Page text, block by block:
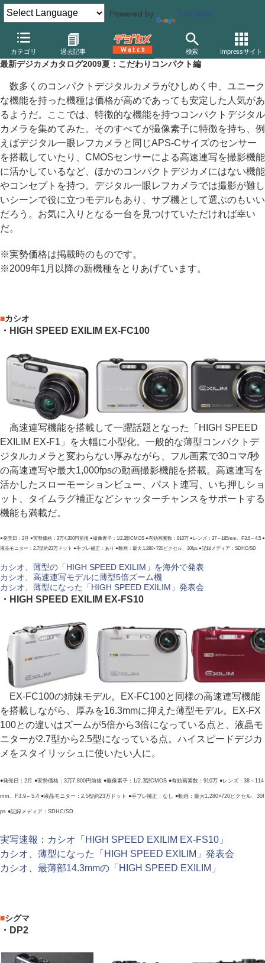
Powered by Translate
カテゴリ 過去記事 検索 Impressサイト
デジカメ Watch カメラ レンズ一体型（コンパクト）カメラ
カ
最新デジカメカタログ2009夏：こだわりコンパクト編
数多くのコンパクトデジタルカメラがひしめく中、ユニーク
な機能を持った機種は価格が高めであっても安定した人気があ
るようだ。ここでは、特徴的な機能を持つコンパクトデジタル
カメラを集めてみた。そのすべてが撮像素子に特徴を持ち、例
えばデジタル一眼レフカメラと同じAPS-Cサイズのセンサー
を搭載していたり、CMOSセンサーによる高速連写を撮影機能
に活かしているなど、ほかのコンパクトデジカメにはない機能
やコンセプトを持つ。デジタル一眼レフカメラでは撮影が難し
いシーンで役に立つモデルもあり、サブ機として選ぶのもいい
だろう。お気に入りとなる一台を見つけていただければ幸い
だ。
※実勢価格は掲載時のものです。
※2009年1月以降の新機種をとりあげています。
■カシオ
・HIGH SPEED EXILIM EX-FC100
高速連写機能を搭載して一躍話題となった「HIGH SPEED
EXILIM EX-F1」を大幅に小型化。一般的な薄型コンパクトデ
ジタルカメラと変わらない厚みながら、フル画素で30コマ/秒
の高速連写や最大1,000fpsの動画撮影機能を搭載。高速連写を
活かしたスローモーションビュー、パスト連写、いち押しショ
ット、タイムラグ補正などシャッターチャンスをサポートする
機能も満載だ。
●発売日：2月 ●実勢価格：3万4,300円前後 ●撮像素子：1/2.3型CMOS ●有効画素数：910万 ●レンズ：37～185mm、F3.6～4.5 ●
液晶モニター：2.7型約23万ドット ●手ブレ補正：あり ●動画：最大 1,280×720ピクセル、30fps ●記録メディア：SDHC/SD
カシオ、薄型の「HIGH SPEED EXILIM」を海外で発表
カシオ、高速連写モデルに薄型5倍ズーム機
カシオ、薄型になった「HIGH SPEED EXILIM」発表会
・HIGH SPEED EXILIM EX-FS10
EX-FC100の姉妹モデル。EX-FC100と同様の高速連写機能
を搭載しながら、厚みを16.3mmに抑えた薄型モデル。EX-FX
100との違いはズームが5倍から3倍になっている点と、液晶モ
ニターが2.7型から2.5型になっている点。ハイスピードデジカ
メをスタイリッシュに使いたい人に。
●発売日：2月 ●実勢価格：3万7,800円前後 ●撮像素子：1/2.3型CMOS ●有効画素数：910万 ●レンズ：38～114
mm、F3.9～5.4 ●液晶モニター：2.5型約23万ドット ●手ブレ補正：なし ●動画：最大1,280×720ピクセル、30f
ps ●記録メディア：SDHC/SD
実写速報：カシオ「HIGH SPEED EXILIM EX-FS10」
カシオ、薄型になった「HIGH SPEED EXILIM」発表会
カシオ、最薄部14.3mmの「HIGH SPEED EXILIM」
■シグマ
・DP2